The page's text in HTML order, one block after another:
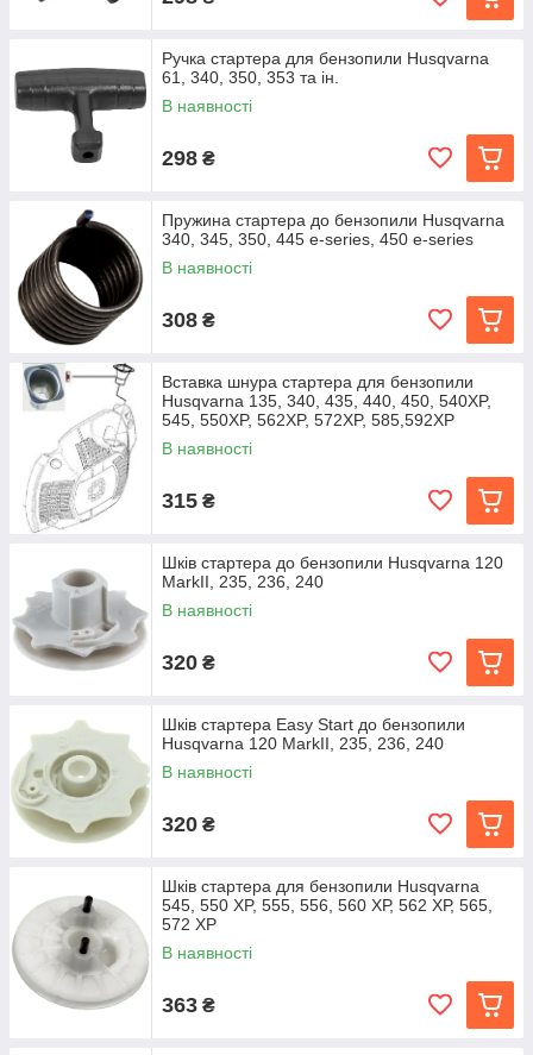
Ручка стартера для бензопили Husqvarna
61, 340, 350, 353 та ін.
В наявності
298 ₴
Пружина стартера до бензопили Husqvarna
340, 345, 350, 445 e-series, 450 e-series
В наявності
308 ₴
Вставка шнура стартера для бензопили
Husqvarna 135, 340, 435, 440, 450, 540XP,
545, 550XP, 562XP, 572XP, 585,592XP
В наявності
315 ₴
Шків стартера до бензопили Husqvarna 120
MarkIІ, 235, 236, 240
В наявності
320 ₴
Шків стартера Easy Start до бензопили
Husqvarna 120 MarkIІ, 235, 236, 240
В наявності
320 ₴
Шків стартера для бензопили Husqvarna
545, 550 XP, 555, 556, 560 ХР, 562 ХР, 565,
572 XP
В наявності
363 ₴